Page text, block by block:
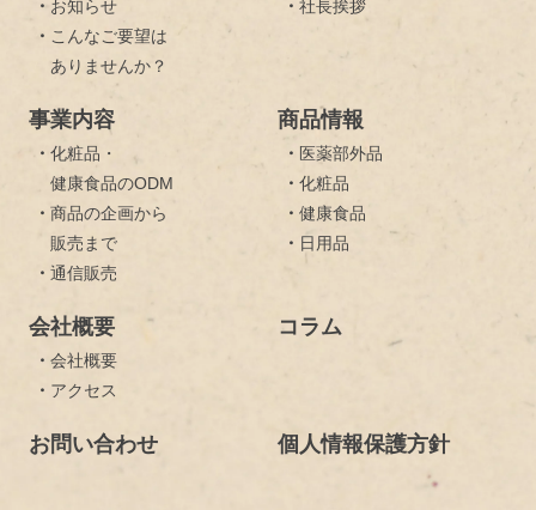
・ お知らせ
・ こんなご要望は
ありませんか？
・ 社長挨拶
事業内容
・ 化粧品・
健康食品のODM
・ 商品の企画から
販売まで
・ 通信販売
商品情報
・ 医薬部外品
・ 化粧品
・ 健康食品
・ 日用品
会社概要
・ 会社概要
・ アクセス
コラム
お問い合わせ 個人情報保護方針